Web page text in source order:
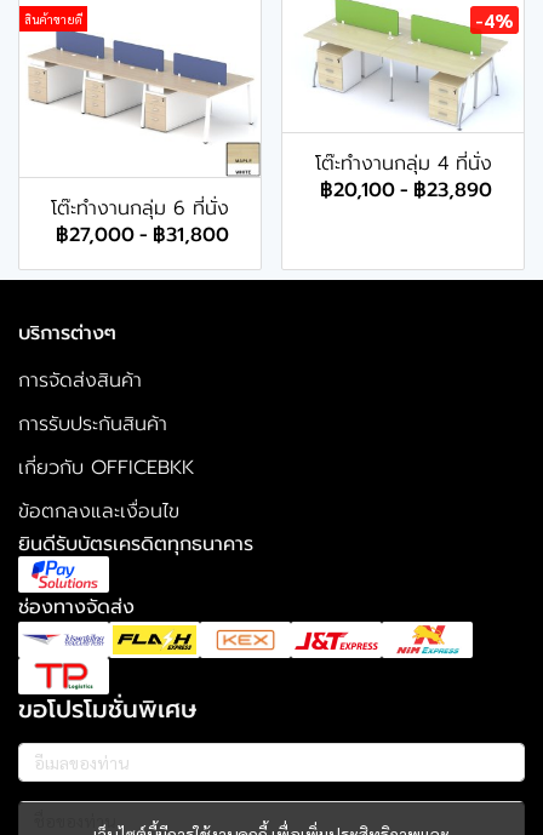
สินค้าขายดี
โต๊ะทำงานกลุ่ม 6 ที่นั่ง
฿27,000- ฿31,800
-4%
โต๊ะทำงานกลุ่ม 4 ที่นั่ง
฿20,100- ฿23,890
บริการต่างๆ
การจัดส่งสินค้า
การรับประกันสินค้า
เกี่ยวกับ OFFICEBKK
ข้อตกลงและเงื่อนไข
ยินดีรับบัตรเครดิตทุกธนาคาร
ช่องทางจัดส่ง
ขอโปรโมชั่นพิเศษ